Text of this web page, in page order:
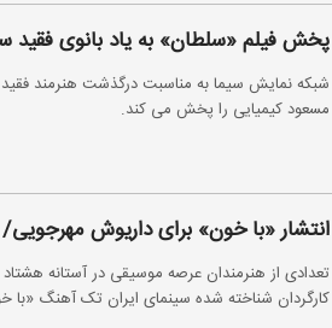
پخش فیلم «سلطان» به یاد بانوی فقید
شبکه نمایش سیما به مناسبت درگذشت هنرمند فقید
مسعود کیمیایی را پخش می کند.
انتشار «با خون» برای داریوش
تعدادی از هنرمندان عرصه موسیقی در آستانه
کارگردان شناخته شده سینمای ایران تک آهنگ «با